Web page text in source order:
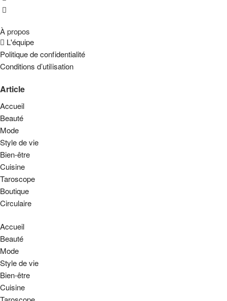
À propos
L'équipe
Politique de confidentialité
Conditions d’utilisation
Article
Accueil
Beauté
Mode
Style de vie
Bien-être
Cuisine
Taroscope
Boutique
Circulaire
Accueil
Beauté
Mode
Style de vie
Bien-être
Cuisine